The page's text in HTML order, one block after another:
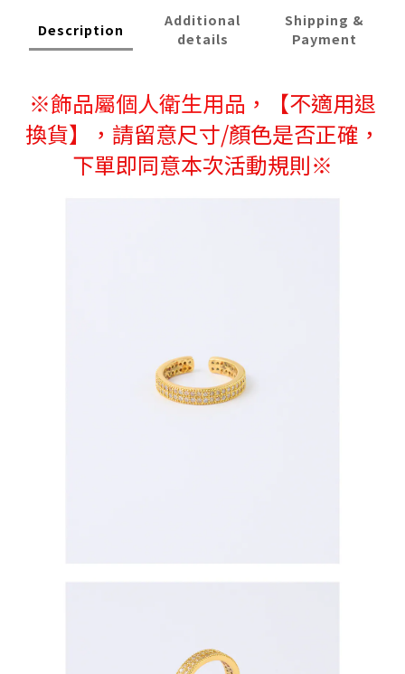
Description
Additional
details
Shipping &
Payment
※飾品屬個人衛生用品，
【不適用退
換貨】，請留意尺寸/顏色是否正確，
下單即同意本次活動規則※